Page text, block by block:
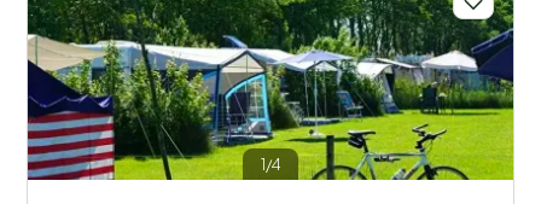
Populaire filters
Filters opslaan
1/4